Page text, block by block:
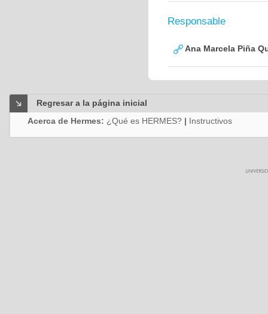
Responsable
Ana Marcela Piña
Regresar a la página inicial
Acerca de Hermes: ¿Qué es HERMES? | Instructivos